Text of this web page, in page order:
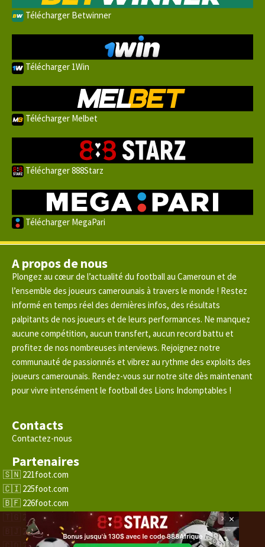
Télécharger Betwinner
Télécharger 1Win
Télécharger Melbet
Télécharger 888Starz
Télécharger MegaPari
A propos de nous
Plongez au cœur de l’actualité du football au Cameroun et de
l’ensemble des joueurs camerounais à travers le monde ! Restez
informé en temps réel des dernières infos, des résultats
palpitants de nos joueurs et de leurs performances. Ne manquez
aucune compétition, aucun transfert, aucun record battu et
profitez de nos nombreuses interviews. Rejoignez notre
communauté de passionnés et vibrez au rythme des exploits des
joueurs camerounais. Rendez-vous sur notre site dès maintenant
pour vivre intensément le football des Lions Indomptables !
Contacts
Contactez-nous
Partenaires
221foot.com
225foot.com
226foot.com
228foot.com
229foot.com
×